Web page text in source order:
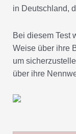
in Deutschland,
Bei diesem Test
Weise über ihre
um
über ihre